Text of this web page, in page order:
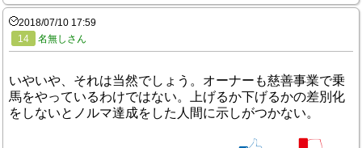
2018/07/10 17:59
14
名無しさん
いやいや、それは当然でしょう。オーナーも慈善事業で乗
馬をやっているわけではない。上げるか下げるかの差別化
をしないとノルマ達成をした人間に示しがつかない。